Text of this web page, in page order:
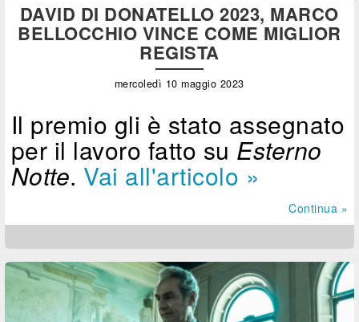
DAVID DI DONATELLO 2023, MARCO
BELLOCCHIO VINCE COME MIGLIOR
REGISTA
mercoledì 10 maggio 2023
Il premio gli è stato assegnato
per il lavoro fatto su Esterno
Notte. Vai all'articolo »
Continua »